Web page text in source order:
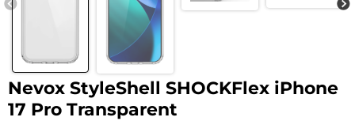
Nevox StyleShell SHOCKFlex iPhone
17 Pro Transparent